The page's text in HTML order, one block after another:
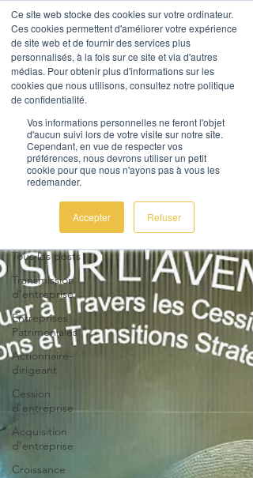
Ce site web stocke des cookies sur votre ordinateur.
Ces cookies permettent d'améliorer votre expérience
de site web et de fournir des services plus
personnalisés, à la fois sur ce site et via d'autres
médias. Pour obtenir plus d'informations sur les
cookies que nous utilisons, consultez notre politique
de confidentialité.
Vos informations personnelles ne feront l'objet
d'aucun suivi lors de votre visite sur notre site.
Cependant, en vue de respecter vos
préférences, nous devrons utiliser un petit
cookie pour que nous n'ayons pas à vous les
redemander.
Accepter Refuser
Nous contacter
Tous les posts
Transmission
d'entreprise
Entreprises
Patrimoniales
Actionnaire-
dirigeant
Cession
d'entreprise
Acquisition
d'entreprise
Croissance
Méthodologie